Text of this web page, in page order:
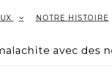
NOTRE HISTOIRE
avec des